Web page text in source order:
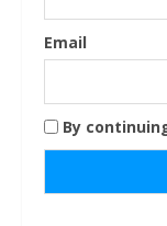
Email
By